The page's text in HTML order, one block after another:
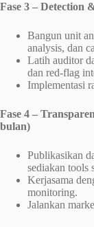
Fase 3 – Detection
Bangun unit
analysis, dan
Latih auditor
dan red-flag
Implementasi
Fase 4 –
bulan)
Publikasikan
sediakan tools
Kerjasama
monitoring.
Jalankan